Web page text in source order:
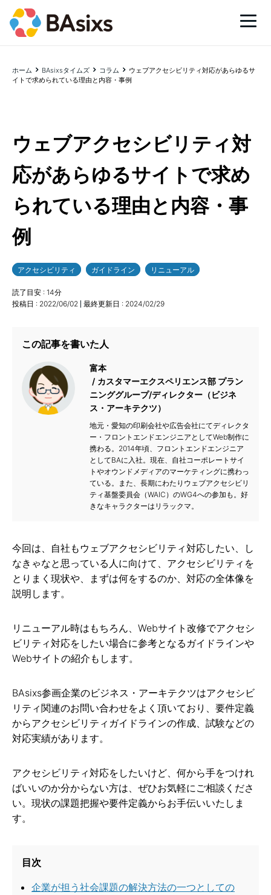
ホーム BAsixsタイムズ コラム
ウェブアクセシビリティ対応があらゆるサ
イトで求められている理由と内容・事例
ウェブアクセシビリティ対
応があらゆるサイトで求め
られている理由と内容・事
例
アクセシビリティ ガイドライン リニューアル
読了目安 : 14分
投稿日 : 2022/06/02 最終更新日 : 2024/02/29
この記事を書いた人
富本
カスタマーエクスペリエンス部 プラン
ニンググループ/ディレクター（ビジネ
ス・アーキテクツ）
地元・愛知の印刷会社や広告会社にてディレクタ
ー・フロントエンドエンジニアとしてWeb制作に
携わる。2014年頃、フロントエンドエンジニア
としてBAに入社。現在、自社コーポレートサイ
トやオウンドメディアのマーケティングに携わっ
ている。また、長期にわたりウェブアクセシビリ
ティ基盤委員会（WAIC）のWG4への参加も。好
きなキャラクターはリラックマ。
今回は、自社もウェブアクセシビリティ対応したい、し
なきゃなと思っている人に向けて、アクセシビリティを
とりまく現状や、まずは何をするのか、対応の全体像を
説明します。
リニューアル時はもちろん、Webサイト改修でアクセシ
ビリティ対応をしたい場合に参考となるガイドラインや
Webサイトの紹介もします。
BAsixs参画企業のビジネス・アーキテクツはアクセシビ
リティ関連のお問い合わせをよく頂いており、要件定義
からアクセシビリティガイドラインの作成、試験などの
対応実績があります。
アクセシビリティ対応をしたいけど、何から手をつけれ
ばいいのか分からない方は、ぜひお気軽にご相談くださ
い。現状の課題把握や要件定義からお手伝いいたしま
す。
目次
企業が担う社会課題の解決方法の一つとしての